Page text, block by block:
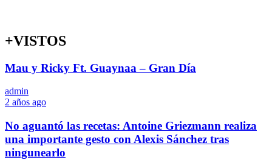
+VISTOS
Mau y Ricky Ft. Guaynaa – Gran Día
admin
2 años ago
No aguantó las recetas: Antoine Griezmann realiza
una importante gesto con Alexis Sánchez tras
ningunearlo